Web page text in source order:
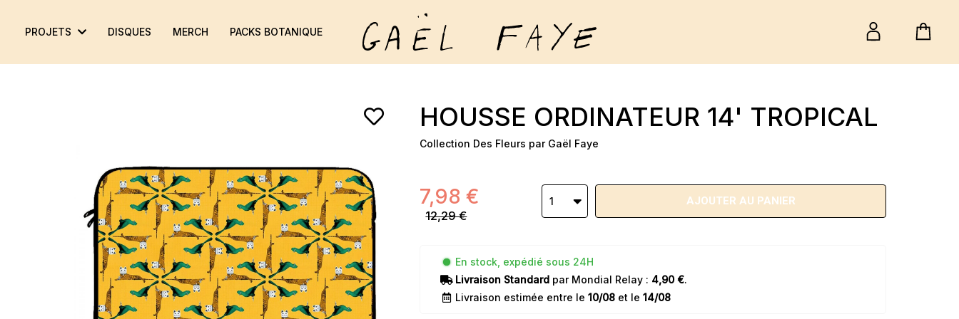
PROJETS DISQUES MERCH PACKS BOTANIQUE
DES FLEURS
HOUSSE ORDINATEUR 14' TROPICAL
Collection Des Fleurs par Gaël Faye
7,98 €
12,29 €
1 AJOUTER AU PANIER
En stock, expédié sous 24H
Livraison Standard par Mondial Relay : 4,90 €.
Livraison estimée entre le 10/08 et le 14/08